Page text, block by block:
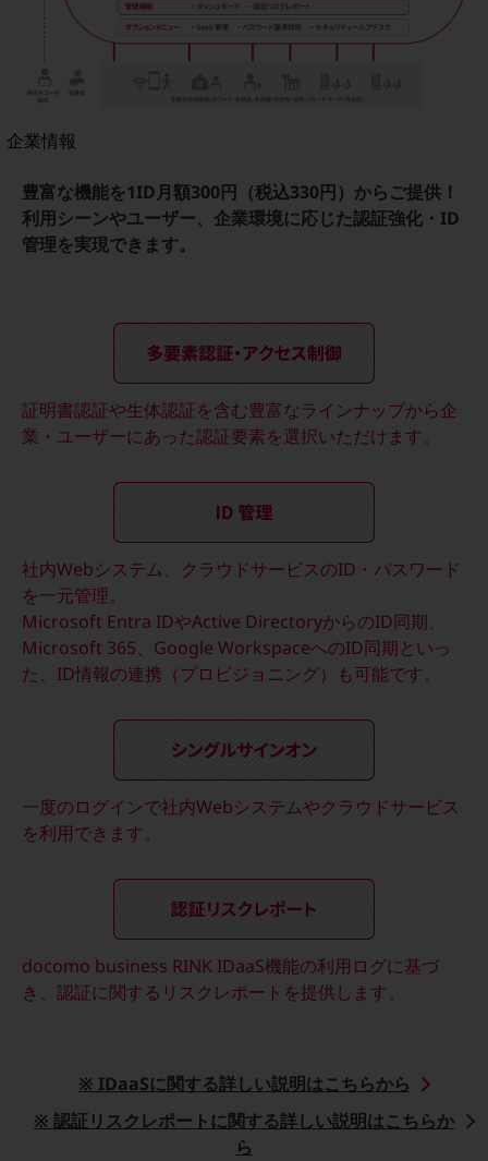
100回線以上のお問い合わせ・お見積りはこちら
別ウィンドウで開きます
企業情報
会社案内
会社案内TOP
組織
社長からのご挨拶
グループ会社
ニュースリリース
地域からの発表
重要なお知らせ
お知らせ
サステナビリティ
NTTドコモビジネスグループのサステナビリティ
サステナビリティ基本方針
業績
基礎的電気通信役務損益明細表
採用情報
豊富な機能を1ID月額300円（税込330円）からご提供！
利用シーンやユーザー、企業環境に応じた認証強化・ID
管理を実現できます。
証明書認証や生体認証を含む豊富なラインナップから企
業・ユーザーにあった認証要素を選択いただけます。
社内Webシステム、クラウドサービスのID・パスワード
を一元管理。
Microsoft Entra IDやActive DirectoryからのID同期、
Microsoft 365、Google WorkspaceへのID同期といっ
た、ID情報の連携（プロビジョニング）も可能です。
一度のログインで社内Webシステムやクラウドサービス
を利用できます。
docomo business RINK IDaaS機能の利用ログに基づ
き、認証に関するリスクレポートを提供します。
※ IDaaSに関する詳しい説明はこちらから
※ 認証リスクレポートに関する詳しい説明はこちらか
ら